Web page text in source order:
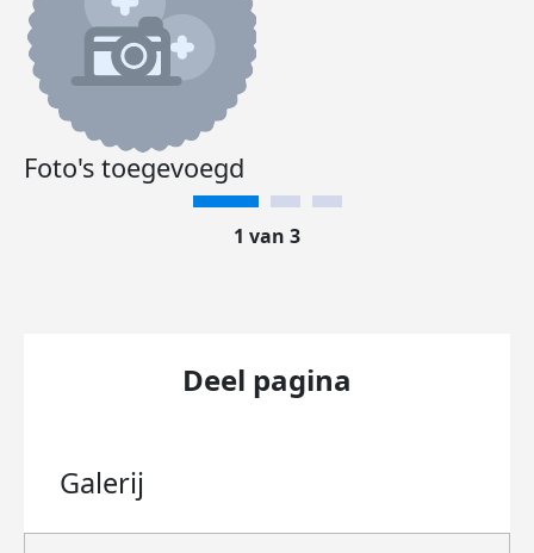
Foto's toegevoegd
1 van 3
Deel pagina
Galerij